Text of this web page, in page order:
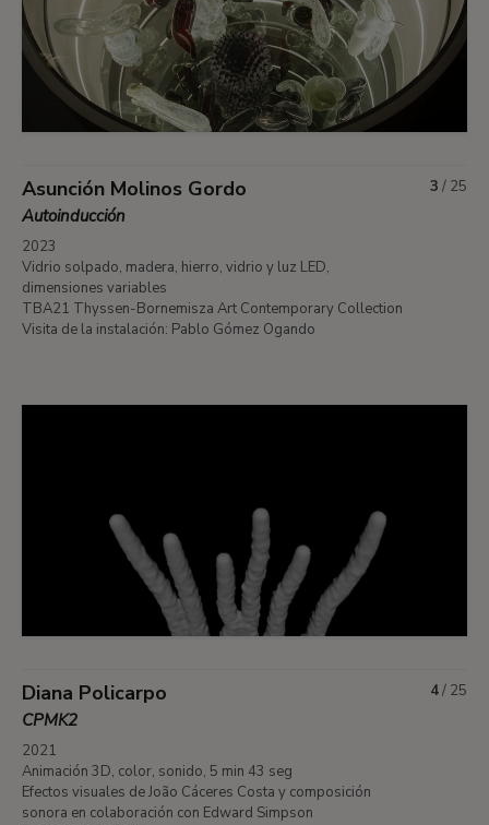
Asunción Molinos Gordo
Autoinducción
2023
Vidrio solpado, madera, hierro, vidrio y luz LED,
dimensiones variables
TBA21 Thyssen-Bornemisza Art Contemporary Collection
Visita de la instalación: Pablo Gómez Ogando
3 / 25
Diana Policarpo
CPMK2
2021
Animación 3D, color, sonido, 5 min 43 seg
Efectos visuales de João Cáceres Costa y composición
sonora en colaboración con Edward Simpson
4/ 25